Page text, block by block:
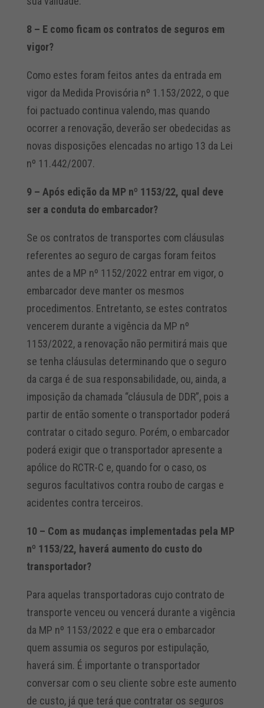
8 – E como ficam os contratos de seguros em
vigor?
Como estes foram feitos antes da entrada em
vigor da Medida Provisória nº 1.153/2022, o que
foi pactuado continua valendo, mas quando
ocorrer a renovação, deverão ser obedecidas as
novas disposições elencadas no artigo 13 da Lei
nº 11.442/2007.
9 – Após edição da MP nº 1153/22, qual deve
ser a conduta do embarcador?
Se os contratos de transportes com cláusulas
referentes ao seguro de cargas foram feitos
antes de a MP nº 1152/2022 entrar em vigor, o
embarcador deve manter os mesmos
procedimentos. Entretanto, se estes contratos
vencerem durante a vigência da MP nº
1153/2022, a renovação não permitirá mais que
se tenha cláusulas determinando que o seguro
da carga é de sua responsabilidade, ou, ainda, a
imposição da chamada “cláusula de DDR”, pois a
partir de então somente o transportador poderá
contratar o citado seguro. Porém, o embarcador
poderá exigir que o transportador apresente a
apólice do RCTR-C e, quando for o caso, os
seguros facultativos contra roubo de cargas e
acidentes contra terceiros.
10 – Com as mudanças implementadas pela MP
nº 1153/22, haverá aumento do custo do
transportador?
Para aquelas transportadoras cujo contrato de
transporte venceu ou vencerá durante a vigência
da MP nº 1153/2022 e que era o embarcador
quem assumia os seguros por estipulação,
haverá sim. É importante o transportador
conversar com o seu cliente sobre este aumento
de custo, já que terá que contratar os seguros